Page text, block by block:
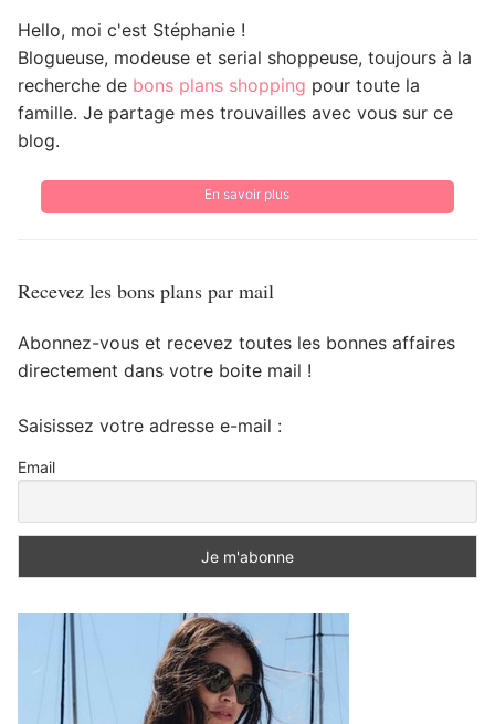
Hello, moi c'est Stéphanie !
Blogueuse, modeuse et serial shoppeuse, toujours à la
recherche de bons plans shopping pour toute la
famille. Je partage mes trouvailles avec vous sur ce
blog.
En savoir plus
Recevez les bons plans par mail
Abonnez-vous et recevez toutes les bonnes affaires
directement dans votre boite mail !
Saisissez votre adresse e-mail :
Email